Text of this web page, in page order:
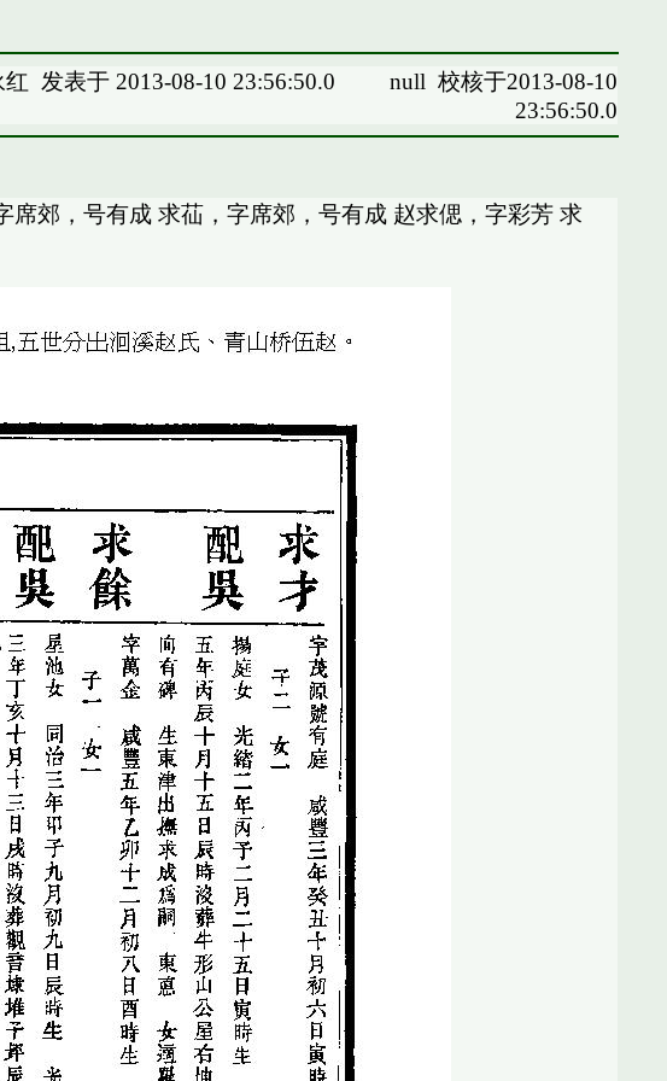
红 发表于 2013-08-10 23:56:50.0 null 校核于2013-08-10
23:56:50.0
郊，号有成 求苮，字席郊，号有成 赵求偲，字彩芳 求